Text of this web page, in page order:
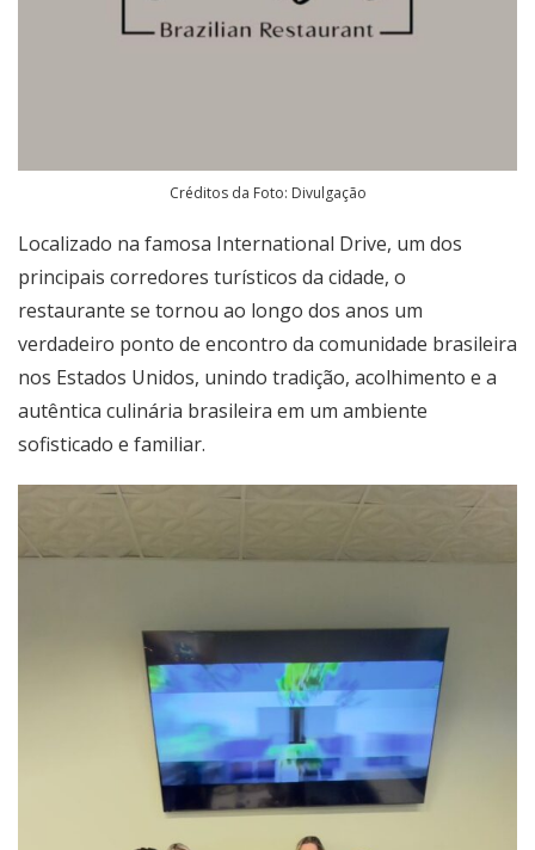
Créditos da Foto: Divulgação
Localizado na famosa International Drive, um dos
principais corredores turísticos da cidade, o
restaurante se tornou ao longo dos anos um
verdadeiro ponto de encontro da comunidade brasileira
nos Estados Unidos, unindo tradição, acolhimento e a
autêntica culinária brasileira em um ambiente
sofisticado e familiar.